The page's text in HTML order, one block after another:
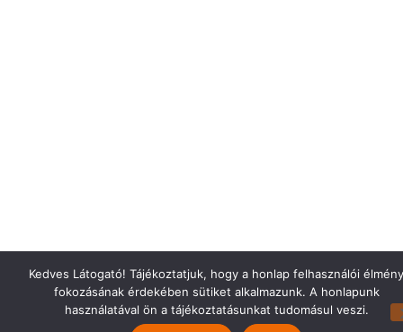
Kedves Látogató! Tájékoztatjuk, hogy a honlap felhasználói élmény
fokozásának érdekében sütiket alkalmazunk. A honlapunk
használatával ön a tájékoztatásunkat tudomásul veszi.